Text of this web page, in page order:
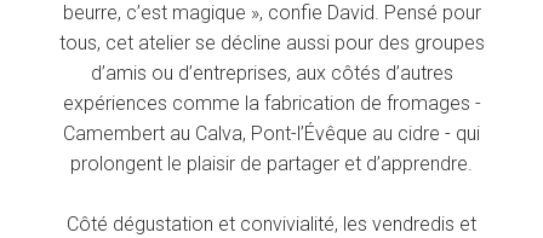
beurre, c’est magique », confie David. Pensé pour
tous, cet atelier se décline aussi pour des groupes
d’amis ou d’entreprises, aux côtés d’autres
expériences comme la fabrication de fromages -
Camembert au Calva, Pont-l’Évêque au cidre - qui
prolongent le plaisir de partager et d’apprendre.
Côté dégustation et convivialité, les vendredis et